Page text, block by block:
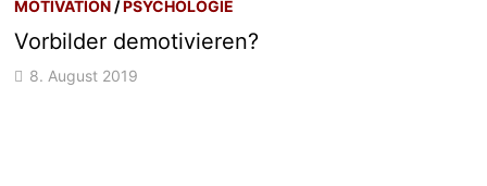
MOTIVATION /PSYCHOLOGIE
Vorbilder demotivieren?
8. August 2019